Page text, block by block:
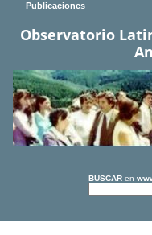
Publicaciones
Observatorio
BUSCAR en